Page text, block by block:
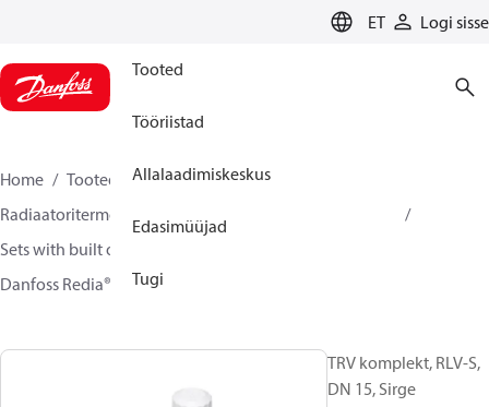
ET Logi sisse
Tooted
Tööriistad
Allalaadimiskeskus
Edasimüüjad
Tugi
Home Tooted
Climate Solutions for heating
Radiaatoritermostaadid ja -ventiilid
Sets with built on valve and lockshield
Danfoss Redia® + RA-IN + RLV-S
TRV komplekt, RLV-S,
DN 15, Sirge